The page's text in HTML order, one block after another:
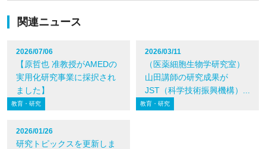
関連ニュース
2026/07/06
【原哲也 准教授がAMEDの
実用化研究事業に採択され
ました】
教育・研究
2026/03/11
（医薬細胞生物学研究室）
山田講師の研究成果が
JST（科学技術振興機構）...
教育・研究
2026/01/26
研究トピックスを更新しま